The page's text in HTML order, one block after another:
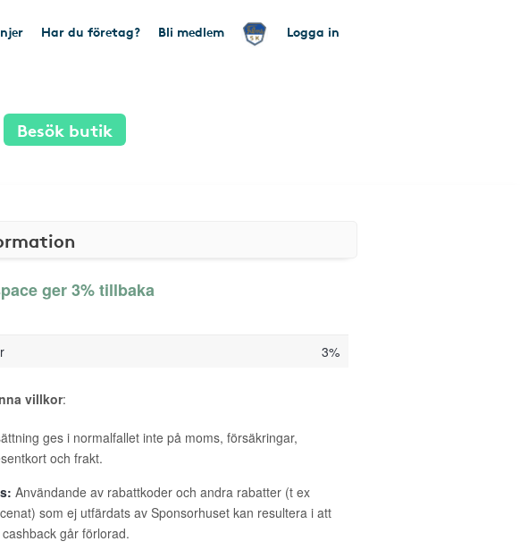
Har du företag? Bli medlem Logga in
Besök butik
ger 3% tillbaka
3%
villkor:
ges i normalfallet inte på moms, försäkringar,
och frakt.
Användande av rabattkoder och andra rabatter (t ex
som ej utfärdats av Sponsorhuset kan resultera i att
går förlorad.